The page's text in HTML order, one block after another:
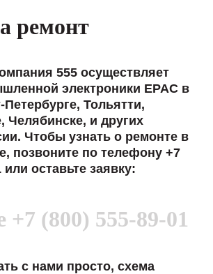
ремонт
555 осуществляет
электроники EPAC в
Тольятти,
Челябинске, и других
Чтобы узнать о ремонте в
позвоните по телефону +7
или оставьте заявку:
+7 (800) 555-89-01
с нами просто, схема